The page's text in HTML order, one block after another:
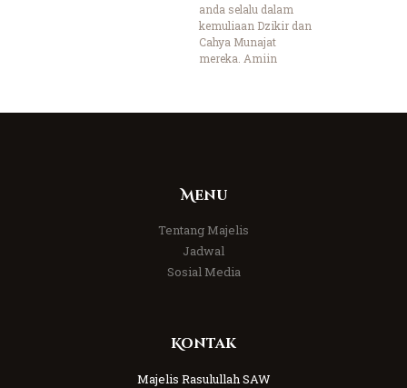
anda selalu dalam
kemuliaan Dzikir dan
Cahya Munajat
mereka. Amiin
Menu
Tentang Majelis
Jadwal
Sosial Media
Kontak
Majelis Rasulullah SAW